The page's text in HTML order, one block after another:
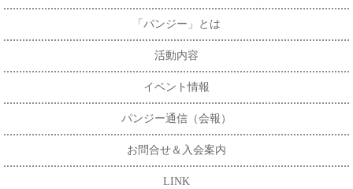
「パンジー」とは
活動内容
イベント情報
パンジー通信（会報）
お問合せ＆入会案内
LINK